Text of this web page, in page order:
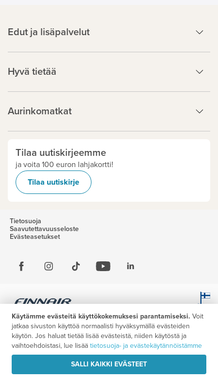
Edut ja lisäpalvelut
Hyvä tietää
Aurinkomatkat
Tilaa uutiskirjeemme
ja voita 100 euron lahjakortti!
Tilaa uutiskirje
Tietosuoja
Saavutettavuusseloste
Evästeasetukset
Käytämme evästeitä käyttökokemuksesi parantamiseksi. Voit
jatkaa sivuston käyttöä normaalisti hyväksymällä evästeiden
käytön. Jos haluat tietää lisää evästeistä, niiden käytöstä ja
vaihtoehdoistasi, lue lisää tietosuoja- ja evästekäytännöistämme
SALLI KAIKKI EVÄSTEET